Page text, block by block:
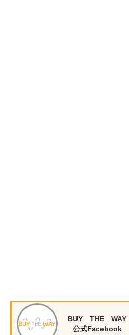
BUY THE WAY
公式Facebook